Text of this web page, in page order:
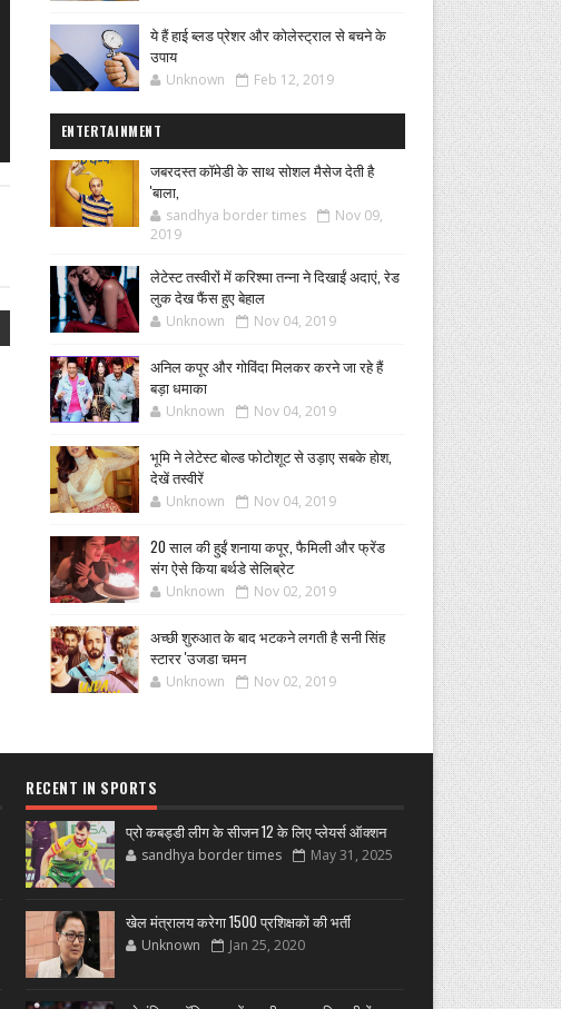
ये हैं हाई ब्लड प्रेशर और कोलेस्ट्राल से बचने के
उपाय
Unknown Feb 12, 2019
ENTERTAINMENT
जबरदस्त कॉमेडी के साथ सोशल मैसेज देती है
'बाला,
sandhya border times
Nov 09,
2019
लेटेस्ट तस्वीरों में करिश्मा तन्ना ने दिखाईं अदाएं, रेड
लुक देख फैंस हुए बेहाल
Unknown Nov 04, 2019
अनिल कपूर और गोविंदा मिलकर करने जा रहे हैं
बड़ा धमाका
Unknown Nov 04, 2019
भूमि ने लेटेस्ट बोल्ड फोटोशूट से उड़ाए सबके होश,
देखें तस्वीरें
Unknown Nov 04, 2019
20 साल की हुईं शनाया कपूर, फैमिली और फ्रेंड
संग ऐसे किया बर्थडे सेलिब्रेट
Unknown Nov 02, 2019
अच्छी शुरुआत के बाद भटकने लगती है सनी सिंह
स्टारर 'उजडा चमन
Unknown Nov 02, 2019
RECENT IN SPORTS
प्रो कबड्डी लीग के सीजन 12 के लिए प्लेयर्स ऑक्शन
sandhya border times May 31, 2025
खेल मंत्रालय करेगा 1500 प्रशिक्षकों की भर्ती
Unknown Jan 25, 2020